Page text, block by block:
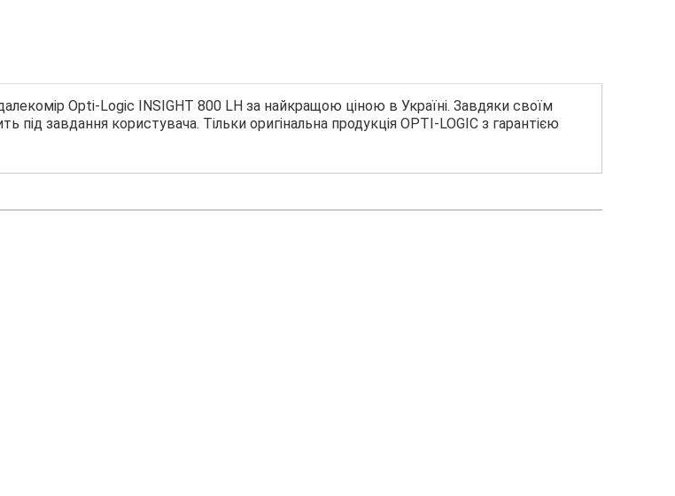
Opti-Logic INSIGHT 800 LН за найкращою ціною в Україні. Завдяки своїм
під завдання користувача. Тільки оригінальна продукція OPTI-LOGIC з гарантією